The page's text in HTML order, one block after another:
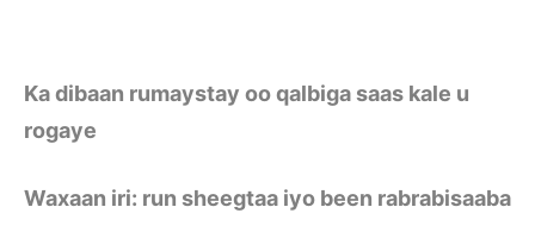
Ka dibaan rumaystay oo qalbiga saas kale u
rogaye
Waxaan iri: run sheegtaa iyo been rabrabisaaba